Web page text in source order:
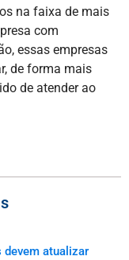
na faixa de mais
com
essas empresas
de forma mais
de atender ao
devem atualizar